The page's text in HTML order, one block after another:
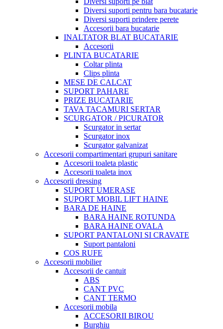
Diversi suporti pentru bara bucatarie
Diversi suporti prindere perete
Accesorii bara bucatarie
INALTATOR BLAT BUCATARIE
Accesorii
PLINTA BUCATARIE
Coltar plinta
Clips plinta
MESE DE CALCAT
SUPORT PAHARE
PRIZE BUCATARIE
TAVA TACAMURI SERTAR
SCURGATOR / PICURATOR
Scurgator in sertar
Scurgator inox
Scurgator galvanizat
Accesorii compartimentari grupuri sanitare
Accesorii toaleta plastic
Accesorii toaleta inox
Accesorii dressing
SUPORT UMERASE
SUPORT MOBIL LIFT HAINE
BARA DE HAINE
BARA HAINE ROTUNDA
BARA HAINE OVALA
SUPORT PANTALONI SI CRAVATE
Suport pantaloni
COS RUFE
Accesorii mobilier
Accesorii de cantuit
ABS
CANT PVC
CANT TERMO
Accesorii mobila
ACCESORII BIROU
Burghiu